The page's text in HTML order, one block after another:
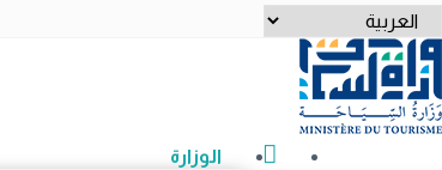
اختر
لغة
الوزارة